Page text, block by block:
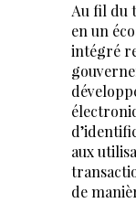
Au fil du
en un
intégré
aux
de